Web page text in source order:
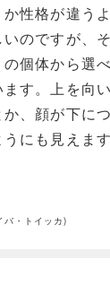
性格が違う
いのですが、
個体から選
す。上を向
、顔が下に
にも見えます
・トイッカ)